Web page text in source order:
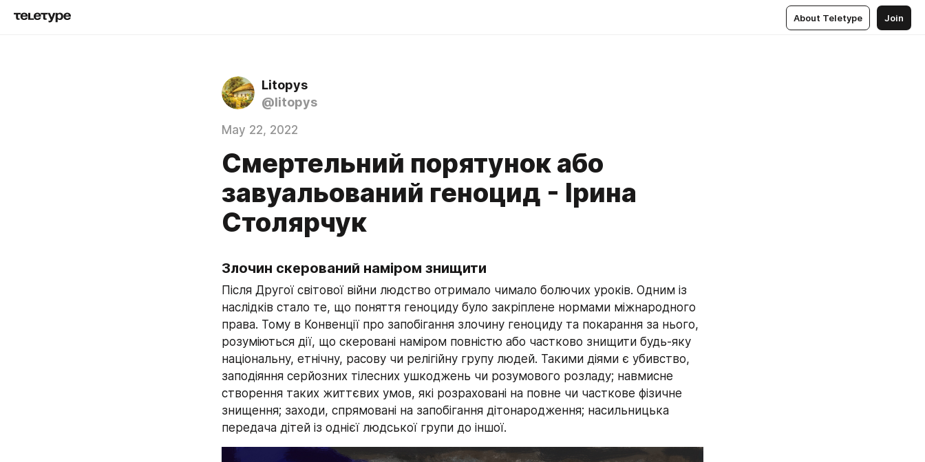
About Teletype Join
Litopys
@litopys
May 22, 2022
Смертельний порятунок або
завуальований геноцид - Ірина
Столярчук
Злочин скерований наміром знищити
Після Другої світової війни людство отримало чимало болючих уроків. Одним із
наслідків стало те, що поняття геноциду було закріплене нормами міжнародного
права. Тому в Конвенції про запобігання злочину геноциду та покарання за нього,
розуміються дії, що скеровані наміром повністю або частково знищити будь-яку
національну, етнічну, расову чи релігійну групу людей. Такими діями є убивство,
заподіяння серйозних тілесних ушкоджень чи розумового розладу; навмисне
створення таких життєвих умов, які розраховані на повне чи часткове фізичне
знищення; заходи, спрямовані на запобігання дітонародження; насильницька
передача дітей із однієї людської групи до іншої.